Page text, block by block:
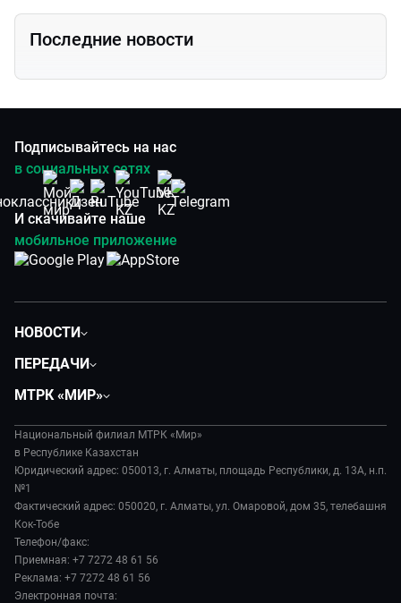
Последние новости
Подписывайтесь на нас
в социальных сетях
И скачивайте наше
мобильное приложение
НОВОСТИ
Экономика
Происшествия
Наука и технологии
Здоровье и медицина
Спорт
Авто
Культура
ПЕРЕДАЧИ
Вместе выгодно
Евразия. Культурно
Евразия. Регионы
Наши иностранцы
Пять причин поехать в...
Сделано в Содружестве
МТРК «МИР»
История
Руководство
Лица мира
Пресса о нас
Карьера
Реклама
Национальный филиал МТРК «Мир»
в Республике Казахстан
Юридический адрес: 050013, г. Алматы, площадь Республики, д. 13А, н.п.
№1
Фактический адрес: 050020, г. Алматы, ул. Омаровой, дом 35, телебашня
Кок-Тобе
Телефон/факс:
Приемная: +7 7272 48 61 56
Реклама: +7 7272 48 61 56
Электронная почта: